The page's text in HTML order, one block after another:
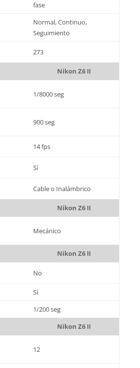
fase
Normal, Continuo,
Seguimiento
273
Nikon Z6 II
1/8000 seg
900 seg
14 fps
Sí
Cable o Inalámbrico
Nikon Z6 II
Mecánico
Nikon Z6 II
No
Sí
1/200 seg
Nikon Z6 II
12